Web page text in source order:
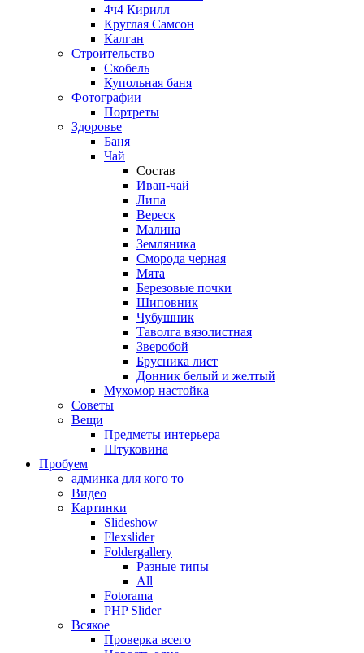
4ч4 Кирилл
Круглая Самсон
Калган
Строительство
Скобель
Купольная баня
Фотографии
Портреты
Здоровье
Баня
Чай
Состав
Иван-чай
Липа
Вереск
Малина
Земляника
Сморода черная
Мята
Березовые почки
Шиповник
Чубушник
Таволга вязолистная
Зверобой
Брусника лист
Донник белый и желтый
Мухомор настойка
Советы
Вещи
Предметы интерьера
Штуковина
Пробуем
админка для кого то
Видео
Картинки
Slideshow
Flexslider
Foldergallery
Разные типы
All
Fotorama
PHP Slider
Всякое
Проверка всего